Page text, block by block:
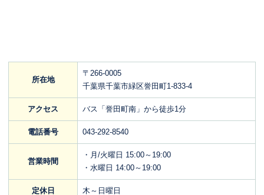
所在地
〒266-0005
千葉県千葉市緑区誉田町1-833-4
アクセス バス「誉田町南」から徒歩1分
電話番号 043-292-8540
営業時間
・月/火曜日 15:00～19:00
・水曜日 14:00～19:00
定休日 木～日曜日